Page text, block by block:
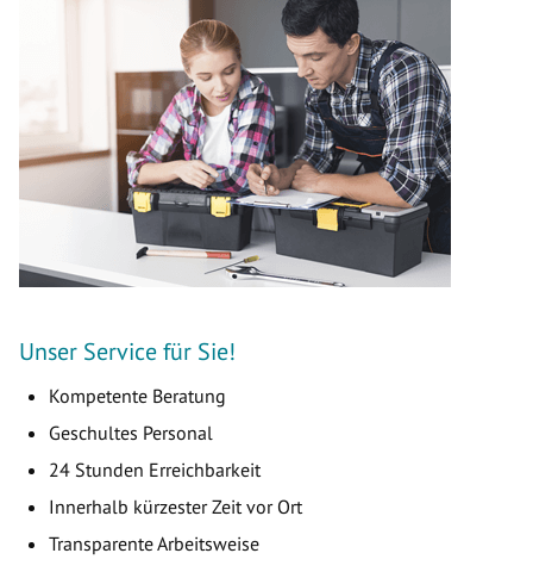
Unser Service für Sie!
Kompetente Beratung
Geschultes Personal
24 Stunden Erreichbarkeit
Innerhalb kürzester Zeit vor Ort
Transparente Arbeitsweise